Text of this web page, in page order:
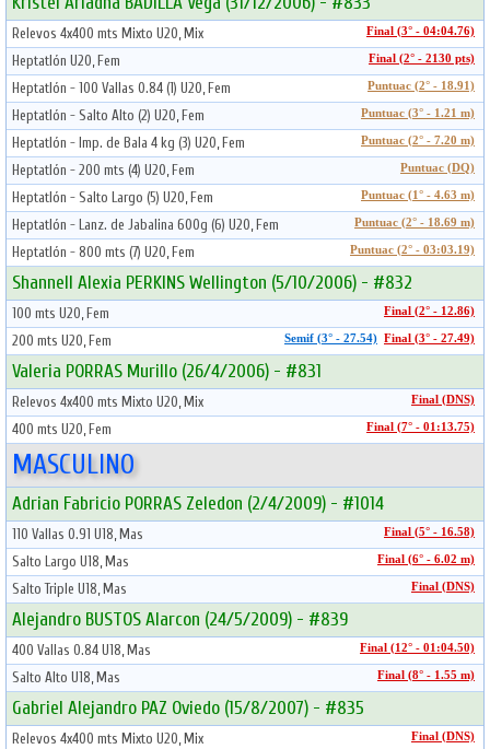
Relevos 4x400 mts Mixto U20, Mix Final (3° - 04:04.76)
Heptatlón U20, Fem Final (2° - 2130 pts)
Heptatlón - 100 Vallas 0.84 (1) U20, Fem Puntuac (2° - 18.91)
Heptatlón - Salto Alto (2) U20, Fem Puntuac (3° - 1.21 m)
Heptatlón - Imp. de Bala 4 kg (3) U20, Fem Puntuac (2° - 7.20 m)
Heptatlón - 200 mts (4) U20, Fem Puntuac (DQ)
Heptatlón - Salto Largo (5) U20, Fem Puntuac (1° - 4.63 m)
Heptatlón - Lanz. de Jabalina 600g (6) U20, Fem Puntuac (2° - 18.69 m)
Heptatlón - 800 mts (7) U20, Fem Puntuac (2° - 03:03.19)
Shannell Alexia PERKINS Wellington (5/10/2006) - #832
100 mts U20, Fem Final (2° - 12.86)
200 mts U20, Fem Final (3° - 27.49)
Semif (3° - 27.54)
Valeria PORRAS Murillo (26/4/2006) - #831
Relevos 4x400 mts Mixto U20, Mix Final (DNS)
400 mts U20, Fem Final (7° - 01:13.75)
MASCULINO
Adrian Fabricio PORRAS Zeledon (2/4/2009) - #1014
110 Vallas 0.91 U18, Mas Final (5° - 16.58)
Salto Largo U18, Mas Final (6° - 6.02 m)
Salto Triple U18, Mas Final (DNS)
Alejandro BUSTOS Alarcon (24/5/2009) - #839
400 Vallas 0.84 U18, Mas Final (12° - 01:04.50)
Salto Alto U18, Mas Final (8° - 1.55 m)
Gabriel Alejandro PAZ Oviedo (15/8/2007) - #835
Relevos 4x400 mts Mixto U20, Mix Final (DNS)